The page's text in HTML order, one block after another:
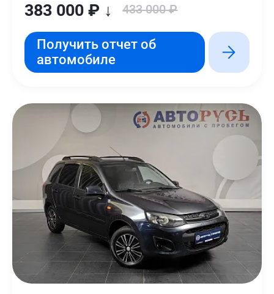
383 000 ₽ ↓ 433 000 ₽
Получить отчет об
автомобиле